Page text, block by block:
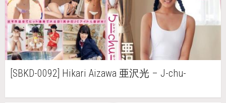
[SBKD-0092] Hikari Aizawa 亜沢光 – J-chu-